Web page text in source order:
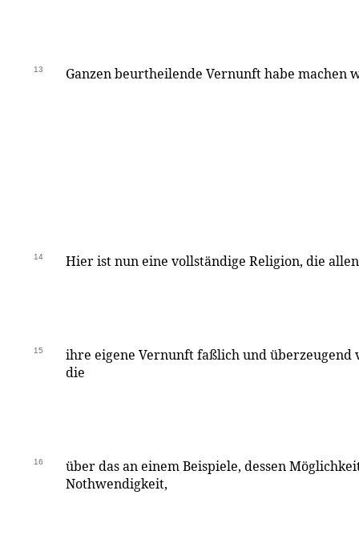
13 Ganzen beurtheilende Vernunft habe machen
14 Hier ist nun eine vollständige Religion, die
15
ihre eigene Vernunft faßlich und überzeugend
die
16
über das an einem Beispiele, dessen
Nothwendigkeit,